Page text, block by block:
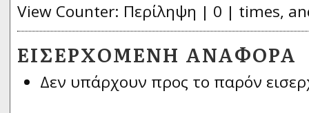
View Counter: Περίληψη | 0 | times,
ΕΙΣΕΡΧΌΜΕΝΗ ΑΝΑΦΟΡΆ
Δεν υπάρχουν προς το παρόν